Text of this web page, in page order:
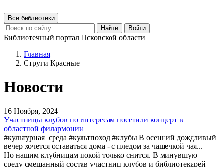
Все библиотеки
Найти
Войти
Библиотечный портал Псковской области
Главная
Струги Красные
Новости
16 Ноября, 2024
Участницы клубов по интересам посетили концерт в
областной филармонии
#культурная_среда #культпоход #клубы В осенний дождливый
вечер хочется оставаться дома - с пледом за чашечкой чая...
Но нашим клубницам покой только снится. В минувшую
среду смешанный состав участниц клубов и библиотекарей